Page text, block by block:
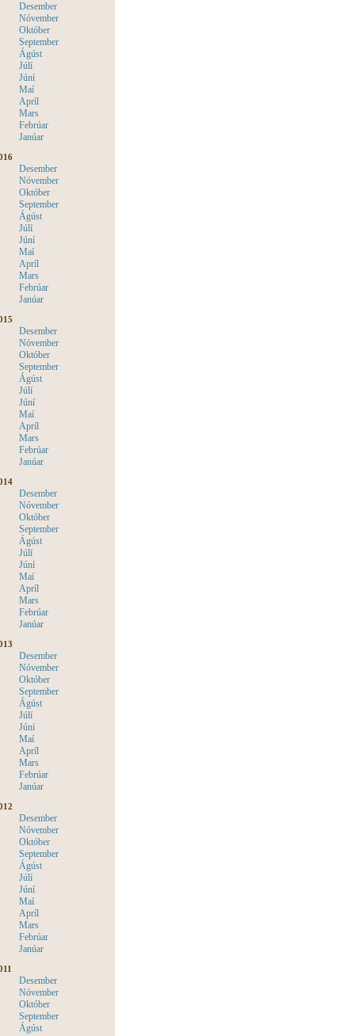
Desember
Nóvember
Október
September
Ágúst
Júlí
Júní
Maí
Apríl
Mars
Febrúar
Janúar
Desember
Nóvember
Október
September
Ágúst
Júlí
Júní
Maí
Apríl
Mars
Febrúar
Janúar
Desember
Nóvember
Október
September
Ágúst
Júlí
Júní
Maí
Apríl
Mars
Febrúar
Janúar
Desember
Nóvember
Október
September
Ágúst
Júlí
Júní
Maí
Apríl
Mars
Febrúar
Janúar
Desember
Nóvember
Október
September
Ágúst
Júlí
Júní
Maí
Apríl
Mars
Febrúar
Janúar
Desember
Nóvember
Október
September
Ágúst
Júlí
Júní
Maí
Apríl
Mars
Febrúar
Janúar
Desember
Nóvember
Október
September
Ágúst